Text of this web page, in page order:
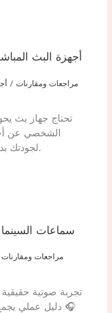
أجهزة البث
مراجعات ومقارنات /
تحتاج جهاز بث
الشخصي عن
لجودتك بدون تقطيع أو مشاكل تقنية مزعجة.
سماعات السينما
مراجعات ومقارنات
تجربة صوتية حقيقية